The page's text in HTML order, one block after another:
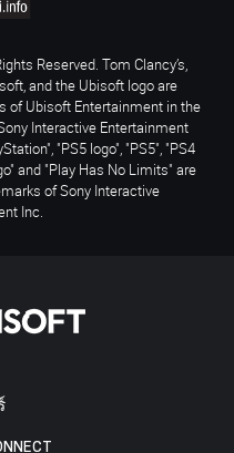
Reserved. Tom Clancy’s,
and the Ubisoft logo are
of Ubisoft Entertainment in the
Interactive Entertainment
"PS5 logo", "PS5", "PS4
and "Play Has No Limits" are
of Sony Interactive
Inc.